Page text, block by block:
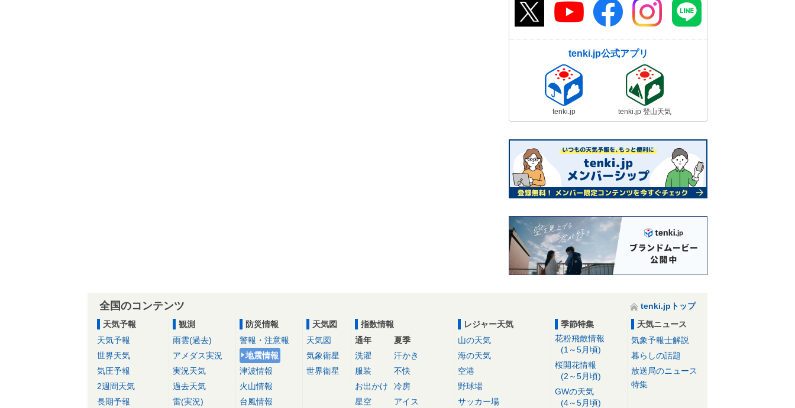
tenki.jp公式アプリ
tenki.jp tenki.jp 登山天気
全国のコンテンツ
tenki.jpトップ
天気予報
天気予報
世界天気
気圧予報
2週間天気
長期予報
観測
雨雲(過去)
アメダス実況
実況天気
過去天気
雷(実況)
防災情報
警報・注意報
地震情報
津波情報
火山情報
台風情報
天気図
天気図
気象衛星
世界衛星
指数情報
通年
洗濯
服装
お出かけ
星空
夏季
汗かき
不快
冷房
アイス
レジャー天気
山の天気
海の天気
空港
野球場
サッカー場
季節特集
花粉飛散情報
(1～5月頃)
桜開花情報
(2～5月頃)
GWの天気
(4～5月頃)
天気ニュース
気象予報士解説
暮らしの話題
放送局のニュース
特集